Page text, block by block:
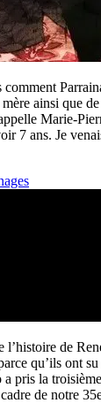
ainsi que
Marie-
7 ans. Je
l’histoire de
qu’ils ont
pris la
de notre